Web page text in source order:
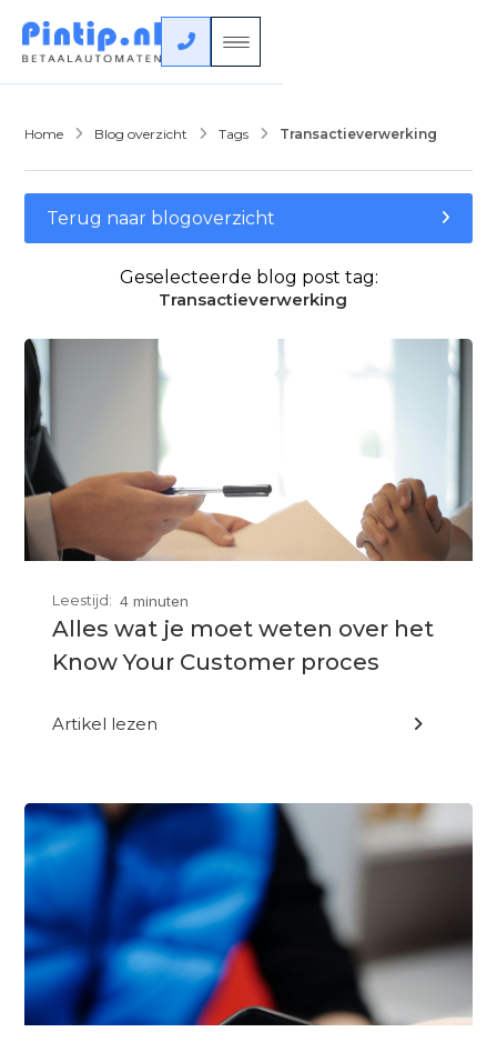

Home  Blog overzicht  Tags  Transactieverwerking
Terug naar blogoverzicht 
Geselecteerde blog post tag:
Transactieverwerking
Leestijd: 4 minuten
Alles wat je moet weten over het
Know Your Customer proces
Artikel lezen 